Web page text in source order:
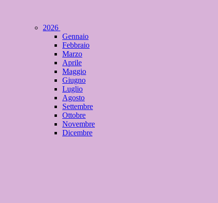
2026
Gennaio
Febbraio
Marzo
Aprile
Maggio
Giugno
Luglio
Agosto
Settembre
Ottobre
Novembre
Dicembre